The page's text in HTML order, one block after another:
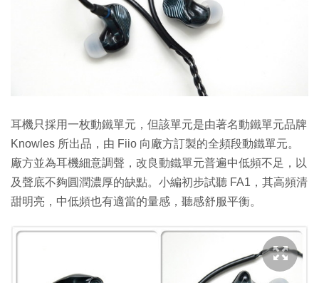
耳機只採用一枚動鐵單元，但該單元是由著名動鐵單元品牌
Knowles 所出品，由 Fiio 向廠方訂製的全頻段動鐵單元。
廠方並為耳機細意調聲，改良動鐵單元普遍中低頻不足，以
及聲底不夠圓潤濃厚的缺點。小編初步試聽 FA1，其高頻清
甜明亮，中低頻也有適當的量感，聽感舒服平衡。